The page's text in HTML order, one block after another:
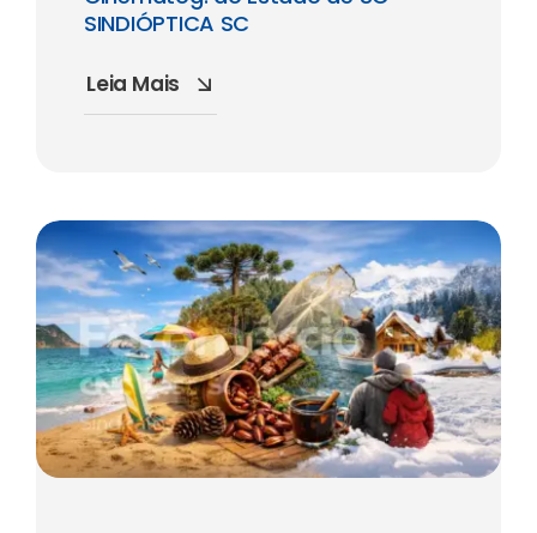
SINDIÓPTICA SC
Leia Mais